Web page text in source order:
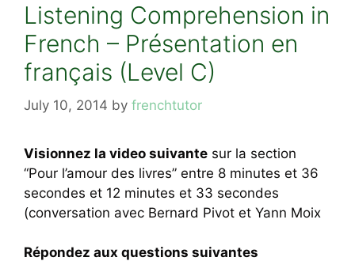
Listening Comprehension in
French – Présentation en
français (Level C)
July 10, 2014 by frenchtutor
Visionnez la video suivante sur la section
“Pour l’amour des livres” entre 8 minutes et 36
secondes et 12 minutes et 33 secondes
(conversation avec Bernard Pivot et Yann Moix
Répondez aux questions suivantes